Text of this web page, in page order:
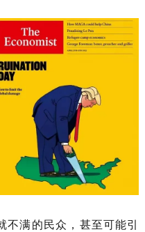
不满的民众，甚至可能引